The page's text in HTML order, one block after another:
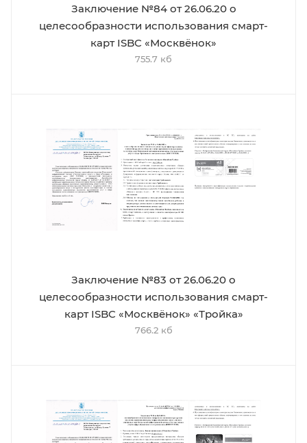
Заключение №84 от 26.06.20 о
целесообразности использования смарт-
карт ISBC «Москвёнок»
755.7 кб
Заключение №83 от 26.06.20 о
целесообразности использования смарт-
карт ISBC «Москвёнок» «Тройка»
766.2 кб